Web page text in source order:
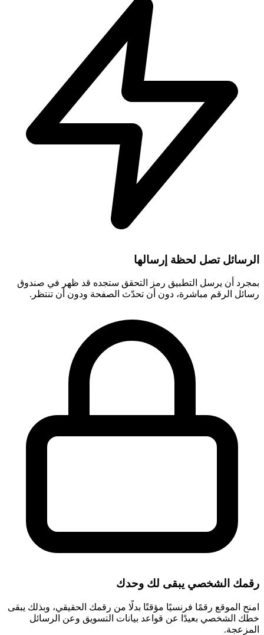
الرسائل تصل لحظة إرسالها
بمجرد أن يرسل التطبيق رمز التحقق ستجده قد ظهر في صندوق
رسائل الرقم مباشرة، دون أن تحدّث الصفحة ودون أن تنتظر.
رقمك الشخصي يبقى لك وحدك
امنح الموقع رقمًا فرنسيًا مؤقتًا بدلًا من رقمك الحقيقي، وبذلك يبقى
خطك الشخصي بعيدًا عن قواعد بيانات التسويق وعن الرسائل
المزعجة.